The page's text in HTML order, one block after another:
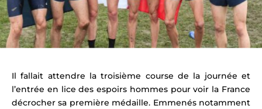
Il fallait attendre la troisième course de la journée et
l’entrée en lice des espoirs hommes pour voir la France
décrocher sa première médaille. Emmenés notamment